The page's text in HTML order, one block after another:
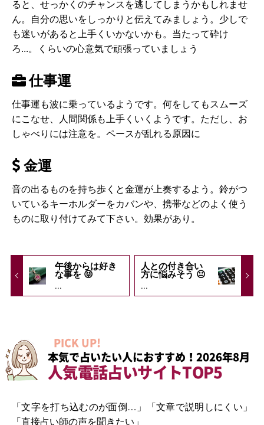
ると、せっかくのチャンスを逃してしまうかもしれませ
ん。自分の思いをしっかりと伝えてみましょう。少しで
も迷いがあると上手くいかないかも。当たって砕け
ろ...。くらいの心意気で頑張っていましょう
仕事運
仕事運も波に乗っているようです。何をしてもスムーズ
にこなせ、人間関係も上手くいくようです。ただし、お
しゃべりには注意を。ペースが乱れる原因に
金運
音の出るものを持ち歩くと金運が上奏するよう。鈴がつ
いているキーホルダーをカバンや、携帯などのよく使う
ものに取り付けてみて下さい。効果があり。
午後からは好き
な事を 😝
...
人との付き合い
方に悩みそう 😐
...
PICK UP!
本気で占いたい人におすすめ！2026年8月
人気電話占いサイトTOP5
「文字を打ち込むのが面倒…」「文章で説明しにくい」
「直接占い師の声を聞きたい」